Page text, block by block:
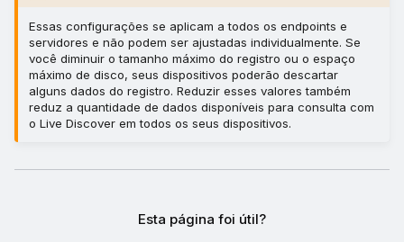
Essas configurações se aplicam a todos os endpoints e
servidores e não podem ser ajustadas individualmente. Se
você diminuir o tamanho máximo do registro ou o espaço
máximo de disco, seus dispositivos poderão descartar
alguns dados do registro. Reduzir esses valores também
reduz a quantidade de dados disponíveis para consulta com
o Live Discover em todos os seus dispositivos.
Esta página foi útil?